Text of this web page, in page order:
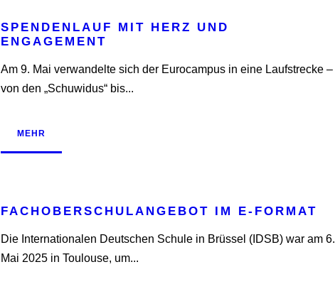
SPENDENLAUF MIT HERZ UND
ENGAGEMENT
Am 9. Mai verwandelte sich der Eurocampus in eine Laufstrecke –
von den „Schuwidus“ bis...
MEHR
FACHOBERSCHULANGEBOT IM E-FORMAT
Die Internationalen Deutschen Schule in Brüssel (IDSB) war am 6.
Mai 2025 in Toulouse, um...